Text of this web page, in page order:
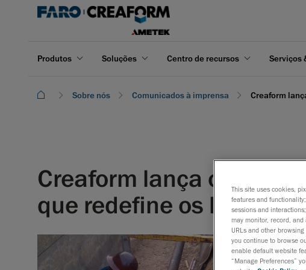
Produtos Soluções Centro de recursos Serviços
Sobre nós Comunicados à imprensa Creaform
Creaform lança o
que redefine os limites
22
A
This site uses cookies,
features and
sessions and
may monitor, record,
URLs and other
you continue to browse
enable default website
“Manage Preferences”